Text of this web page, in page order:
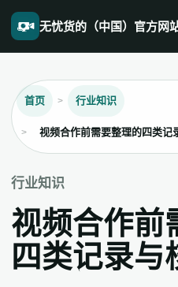
无忧货的（中国）官方网
首页 行业知识
视频合作前需要整理的四类记
行业知识
视频合作前
四类记录与